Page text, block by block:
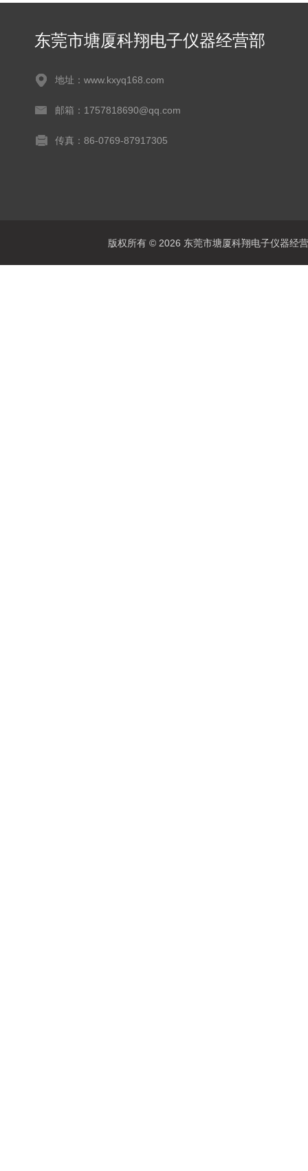
东莞市塘厦科翔电子仪器经营部
地址：www.kxyq168.com
邮箱：1757818690@qq.com
传真：86-0769-87917305
版权所有 © 2026 东莞市塘厦科翔电子仪器